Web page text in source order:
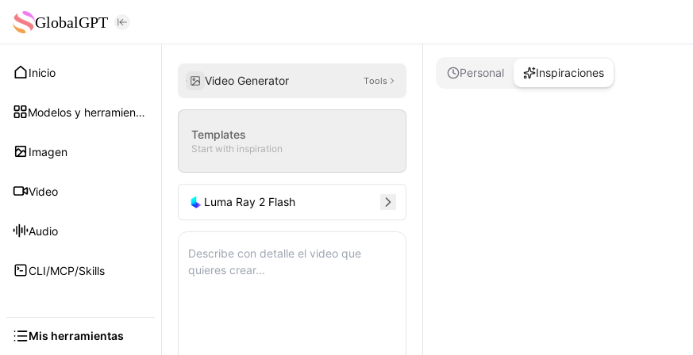
GlobalGPT
Inicio
Modelos y herramientas
Imagen
Video
Audio
CLI/MCP/Skills
Mis herramientas
Video Generator Tools
Templates
Start with inspiration
Luma Ray 2 Flash
Personal Inspiraciones